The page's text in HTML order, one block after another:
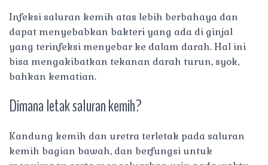
Infeksi saluran kemih atas lebih berbahaya dan
dapat menyebabkan bakteri yang ada di ginjal
yang terinfeksi menyebar ke dalam darah. Hal ini
bisa mengakibatkan tekanan darah turun, syok,
bahkan kematian.
Dimana letak saluran kemih?
Kandung kemih dan uretra terletak pada saluran
kemih bagian bawah, dan berfungsi untuk